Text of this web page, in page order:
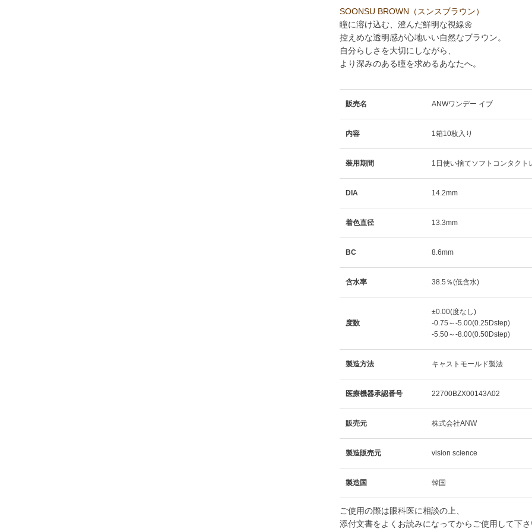
SOONSU BROWN（スンスブラウン）
瞳に溶け込む、澄んだ鮮明な視線🌼
控えめな透明感が心地いい自然なブラウン。
自分らしさを大切にしながら、
より深みのある瞳を求めるあなたへ。
販売名 ANWワンデー イブ
内容 1箱10枚入り
装用期間 1日使い捨てソフトコンタクト
DIA 14.2mm
着色直径 13.3mm
BC 8.6mm
含水率 38.5％(低含水)
度数
±0.00(度なし)
-0.75～-5.00(0.25Dstep)
-5.50～-8.00(0.50Dstep)
製造方法 キャストモールド製法
医療機器承認番号 22700BZX00143A02
販売元 株式会社ANW
製造販売元 vision science
製造国 韓国
ご使用の際は眼科医に相談の上、
添付文書をよくお読みになってからご使用して下